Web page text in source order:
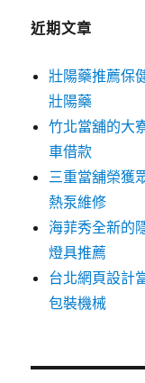
近期文章
壯陽藥推薦保
壯陽藥
竹北當舖的大
車借款
三重當舖榮獲
熱泵維修
海菲秀全新的
燈具推薦
台北網頁設計
包裝機械